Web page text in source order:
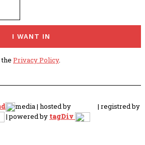
I WANT IN
Privacy Policy.
media | hosted by
| registred by
| powered by tagDiv